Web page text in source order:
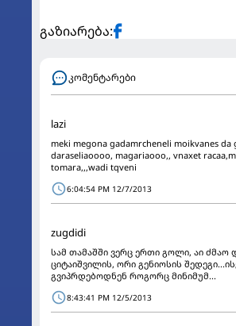
გაზიარება:
კომენტარები
lazi
meki megona gadamrcheneli moikvanes da
daraseliaoooo, magariaooo,, vnaxet
tomara,,,wadi tqveni
6:04:54 PM 12/7/2013
zugdidi
სამ თამაშში ვერც ერთი გოლი, აი ძმაო
ციტაიშვილის, ორი გენიოსის
გვიპრდებოდნენ როგორც მინიმუმ...
8:43:41 PM 12/5/2013